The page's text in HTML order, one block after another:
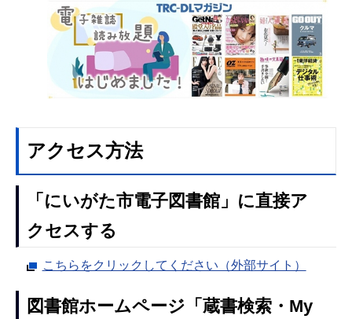
アクセス方法
「にいがた市電子図書館」に直接ア
クセスする
こちらをクリックしてください（外部サイト）
図書館ホームページ「蔵書検索・My